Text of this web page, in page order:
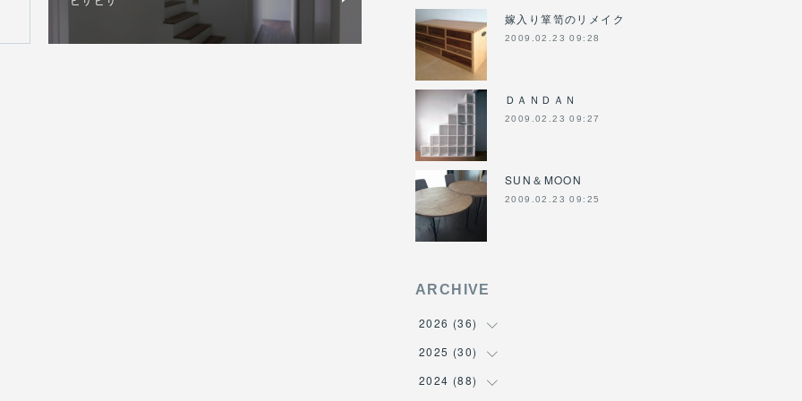
嫁入り箪笥のリメイク
2009.02.23 09:28
ＤＡＮＤＡＮ
2009.02.23 09:27
SUN＆MOON
2009.02.23 09:25
ARCHIVE
2026 (36)
(3)
(4)
2025 (30)
(6)
2024 (88)